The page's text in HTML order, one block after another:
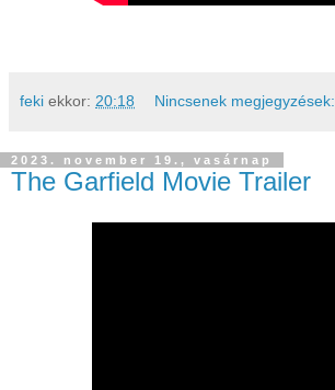
feki ekkor: 20:18 Nincsenek megjegyzések:
2023. november 19., vasárnap
The Garfield Movie Trailer